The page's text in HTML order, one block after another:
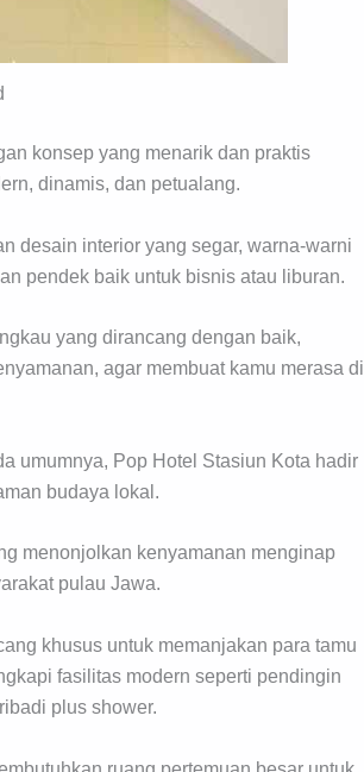
konsep yang menarik dan praktis
dinamis, dan petualang.
desain interior yang segar, warna-warni
pendek baik untuk bisnis atau liburan.
yang dirancang dengan baik,
agar membuat kamu merasa di
umumnya, Pop Hotel Stasiun Kota hadir
budaya lokal.
menonjolkan kenyamanan menginap
pulau Jawa.
khusus untuk memanjakan para tamu
fasilitas modern seperti pendingin
plus shower.